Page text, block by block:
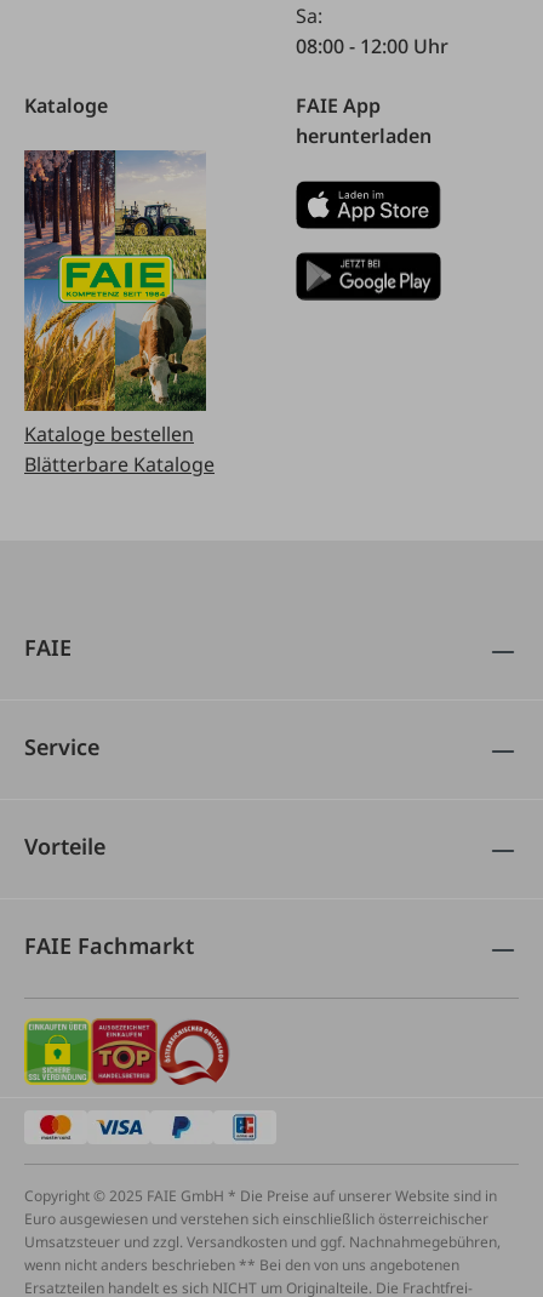
Sa:
08:00 - 12:00 Uhr
Kataloge
Kataloge bestellen
Blätterbare Kataloge
FAIE App
herunterladen
FAIE
Service
Vorteile
FAIE Fachmarkt
Copyright © 2025 FAIE GmbH * Die Preise auf unserer Website sind in
Euro ausgewiesen und verstehen sich einschließlich österreichischer
Umsatzsteuer und zzgl. Versandkosten und ggf. Nachnahmegebühren,
wenn nicht anders beschrieben ** Bei den von uns angebotenen
Ersatzteilen handelt es sich NICHT um Originalteile. Die Frachtfrei-